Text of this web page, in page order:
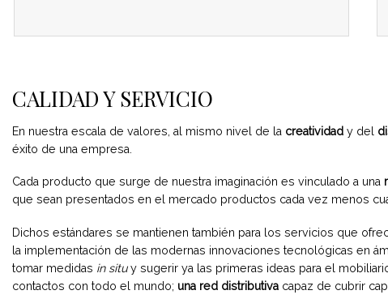
CALIDAD Y SERVICIO
En nuestra escala de valores, al mismo nivel de la creatividad y del
éxito de una empresa.
Cada producto que surge de nuestra imaginación es vinculado a una
que sean presentados en el mercado productos cada vez menos
Dichos estándares se mantienen también para los servicios que
la implementación de las modernas innovaciones tecnológicas en
tomar medidas in situy sugerir ya las primeras ideas para el
contactos con todo el mundo; una red distributiva capaz de cubrir